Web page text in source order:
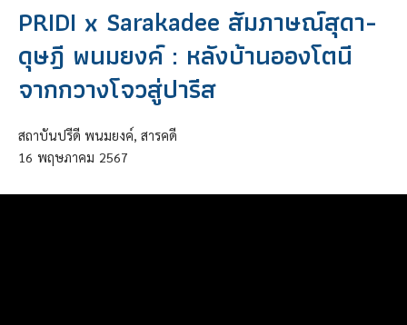
PRIDI x Sarakadee สัมภาษณ์สุดา-
ดุษฎี พนมยงค์ : หลังบ้านอองโตนี
จากกวางโจวสู่ปารีส
สถาบันปรีดี พนมยงค์, สารคดี
16 พฤษภาคม 2567